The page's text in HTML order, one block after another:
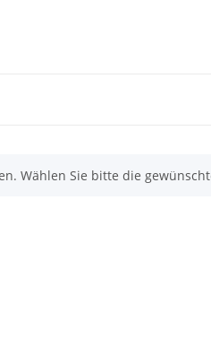
Wählen Sie bitte die